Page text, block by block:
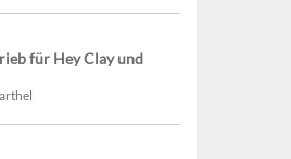
für Hey Clay und